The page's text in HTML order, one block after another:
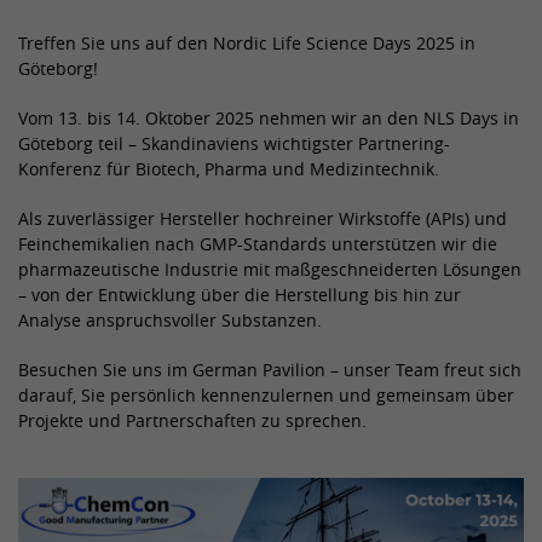
Treffen Sie uns auf den Nordic Life Science Days 2025 in
Göteborg!
Vom 13. bis 14. Oktober 2025 nehmen wir an den NLS Days in
Göteborg teil – Skandinaviens wichtigster Partnering-
Konferenz für Biotech, Pharma und Medizintechnik.
Als zuverlässiger Hersteller hochreiner Wirkstoffe (APIs) und
Feinchemikalien nach GMP-Standards unterstützen wir die
pharmazeutische Industrie mit maßgeschneiderten Lösungen
– von der Entwicklung über die Herstellung bis hin zur
Analyse anspruchsvoller Substanzen.
Besuchen Sie uns im German Pavilion – unser Team freut sich
darauf, Sie persönlich kennenzulernen und gemeinsam über
Projekte und Partnerschaften zu sprechen.
Anbieter TYPO3 CMS
Zweck
Wird von der Drittanbieter TYPO3-
Extension "staticfilecache" verwendet.
Status eines TYPO3-Benutzers
gespeichert und entsprechend der
statische Cache aktiviert bzw.
deaktiviert.
Name be_lastLoginProvider
Anbieter TYPO3 CMS
Laufzeit
Wird von TYPO3 verwendet. Das Cookie
Zweck
dazu, wie der Besucher die Website
nutzt, zu generieren.
Name _gid
Anbieter Google Analytics
Wird verwendet, um Daten zu Google
Analytics über das Gerät und das
Marketingkanäle hinweg.
Name
Anbieter YouTube
Laufzeit 8 Monate
Zweck
Wird von YouTube verwendet. Das
Cookie registriert eine eindeutige ID, die
von Google verwendet wird, um
Statistiken dazu, wie der Besucher
YouTube-Videos auf verschiedenen
Name CONSENT
Anbieter